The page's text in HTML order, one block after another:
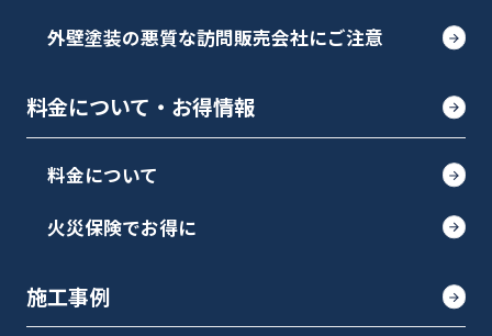
外壁塗装の悪質な訪問販売会社にご注意
料金について・お得情報
料金について
火災保険でお得に
施工事例